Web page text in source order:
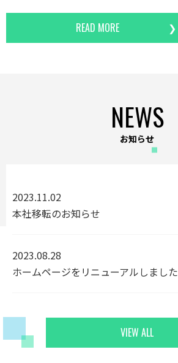
READ MORE
NEWS
お知らせ
2023.11.02
本社移転のお知らせ
2023.08.28
ホームページをリニューアルしました
VIEW ALL